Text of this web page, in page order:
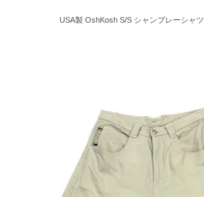
USA製 OshKosh S/S シャンブレーシャツ